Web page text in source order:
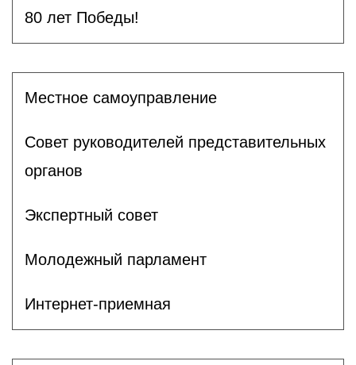
80 лет Победы!
Местное самоуправление
Совет руководителей представительных
органов
Экспертный совет
Молодежный парламент
Интернет-приемная